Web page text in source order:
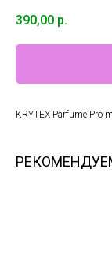
390,00 р.
KRYTEX Parfume Pro